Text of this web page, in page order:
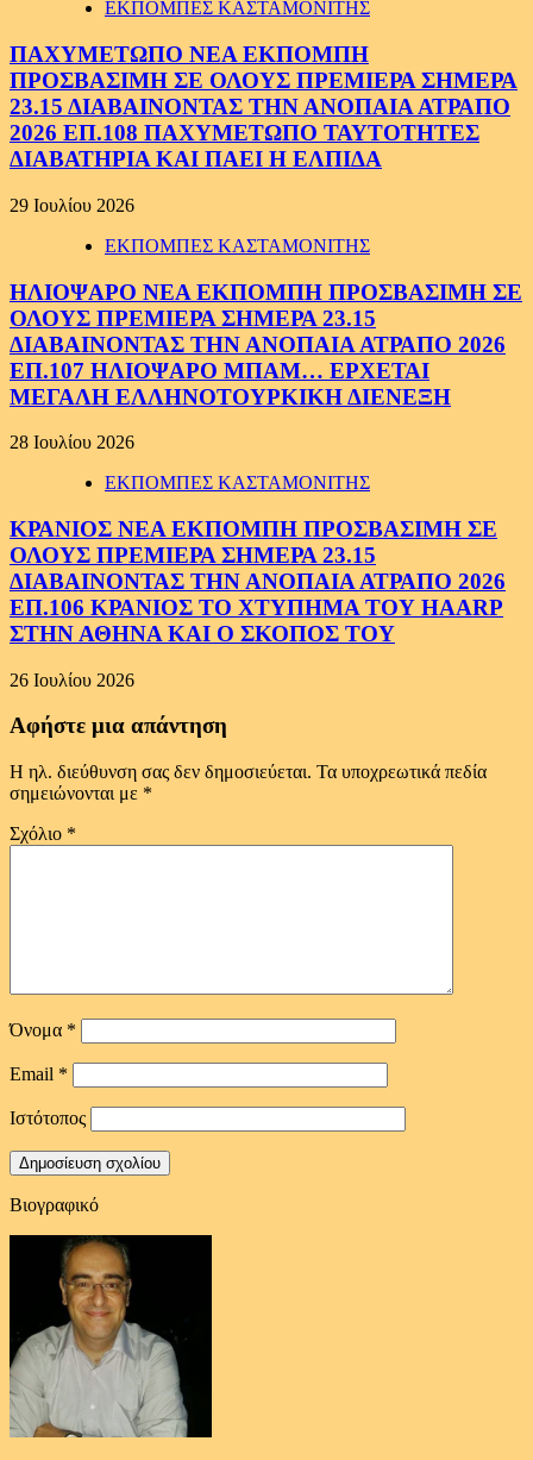
ΕΚΠΟΜΠΕΣ ΚΑΣΤΑΜΟΝΙΤΗΣ
ΠΑΧΥΜΕΤΩΠΟ ΝΕΑ ΕΚΠΟΜΠΗ
ΠΡΟΣΒΑΣΙΜΗ ΣΕ ΟΛΟΥΣ ΠΡΕΜΙΕΡΑ ΣΗΜΕΡΑ
23.15 ΔΙΑΒΑΙΝΟΝΤΑΣ ΤΗΝ ΑΝΟΠΑΙΑ ΑΤΡΑΠΟ
2026 ΕΠ.108 ΠΑΧΥΜΕΤΩΠΟ ΤΑΥΤΟΤΗΤΕΣ
ΔΙΑΒΑΤΗΡΙΑ ΚΑΙ ΠΑΕΙ Η ΕΛΠΙΔΑ
29 Ιουλίου 2026
ΕΚΠΟΜΠΕΣ ΚΑΣΤΑΜΟΝΙΤΗΣ
ΗΛΙΟΨΑΡΟ ΝΕΑ ΕΚΠΟΜΠΗ ΠΡΟΣΒΑΣΙΜΗ ΣΕ
ΟΛΟΥΣ ΠΡΕΜΙΕΡΑ ΣΗΜΕΡΑ 23.15
ΔΙΑΒΑΙΝΟΝΤΑΣ ΤΗΝ ΑΝΟΠΑΙΑ ΑΤΡΑΠΟ 2026
ΕΠ.107 ΗΛΙΟΨΑΡΟ ΜΠΑΜ… ΕΡΧΕΤΑΙ
ΜΕΓΑΛΗ ΕΛΛΗΝΟΤΟΥΡΚΙΚΗ ΔΙΕΝΕΞΗ
28 Ιουλίου 2026
ΕΚΠΟΜΠΕΣ ΚΑΣΤΑΜΟΝΙΤΗΣ
ΚΡΑΝΙΟΣ ΝΕΑ ΕΚΠΟΜΠΗ ΠΡΟΣΒΑΣΙΜΗ ΣΕ
ΟΛΟΥΣ ΠΡΕΜΙΕΡΑ ΣΗΜΕΡΑ 23.15
ΔΙΑΒΑΙΝΟΝΤΑΣ ΤΗΝ ΑΝΟΠΑΙΑ ΑΤΡΑΠΟ 2026
ΕΠ.106 ΚΡΑΝΙΟΣ ΤΟ ΧΤΥΠΗΜΑ ΤΟΥ HAARP
ΣΤΗΝ ΑΘΗΝΑ ΚΑΙ Ο ΣΚΟΠΟΣ ΤΟΥ
26 Ιουλίου 2026
Αφήστε μια απάντηση
Η ηλ. διεύθυνση σας δεν δημοσιεύεται. Τα υποχρεωτικά πεδία
σημειώνονται με *
Σχόλιο *
Όνομα *
Email *
Ιστότοπος
Βιογραφικό